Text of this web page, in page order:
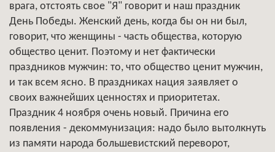
врага, отстоять свое "Я" говорит и наш праздник
День Победы. Женский день, когда бы он ни был,
говорит, что женщины - часть общества, которую
общество ценит. Поэтому и нет фактически
праздников мужчин: то, что общество ценит мужчин,
и так всем ясно. В праздниках нация заявляет о
своих важнейших ценностях и приоритетах.
Праздник 4 ноября очень новый. Причина его
появления - декоммунизация: надо было вытолкнуть
из памяти народа большевистский переворот,